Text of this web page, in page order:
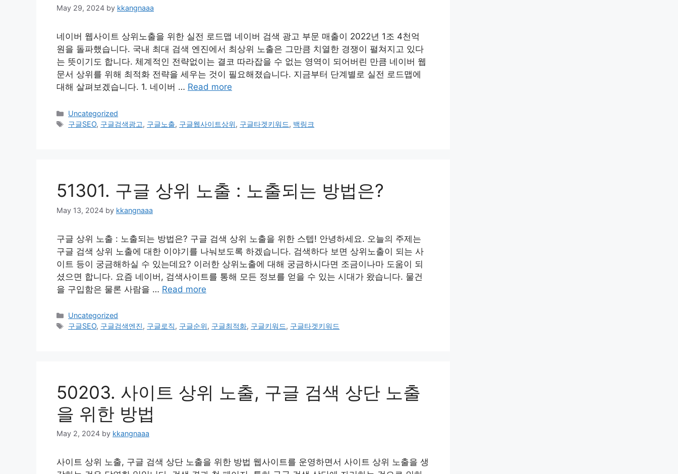
May 29, 2024 by kkangnaaa
네이버 웹사이트 상위노출을 위한 실전 로드맵 네이버 검색 광고 부문 매출이 2022년 1조 4천억
원을 돌파했습니다. 국내 최대 검색 엔진에서 최상위 노출은 그만큼 치열한 경쟁이 펼쳐지고 있다
는 뜻이기도 합니다. 체계적인 전략없이는 결코 따라잡을 수 없는 영역이 되어버린 만큼 네이버 웹
문서 상위를 위해 최적화 전략을 세우는 것이 필요해졌습니다. 지금부터 단계별로 실전 로드맵에
대해 살펴보겠습니다. 1. 네이버 … Read more
Categories
Uncategorized
Tags
구글SEO, 구글검색광고, 구글노출, 구글웹사이트상위, 구글타겟키워드, 백링크
51301. 구글 상위 노출 : 노출되는 방법은?
May 13, 2024 by kkangnaaa
구글 상위 노출 : 노출되는 방법은? 구글 검색 상위 노출을 위한 스텝! 안녕하세요. 오늘의 주제는
구글 검색 상위 노출에 대한 이야기를 나눠보도록 하겠습니다. 검색하다 보면 상위노출이 되는 사
이트 등이 궁금해하실 수 있는데요? 이러한 상위노출에 대해 궁금하시다면 조금이나마 도움이 되
셨으면 합니다. 요즘 네이버, 검색사이트를 통해 모든 정보를 얻을 수 있는 시대가 왔습니다. 물건
을 구입함은 물론 사람을 … Read more
Categories
Uncategorized
Tags
구글SEO, 구글검색엔진, 구글로직, 구글순위, 구글최적화, 구글키워드, 구글타겟키워드
50203. 사이트 상위 노출, 구글 검색 상단 노출
을 위한 방법
May 2, 2024 by kkangnaaa
사이트 상위 노출, 구글 검색 상단 노출을 위한 방법 웹사이트를 운영하면서 사이트 상위 노출을 생